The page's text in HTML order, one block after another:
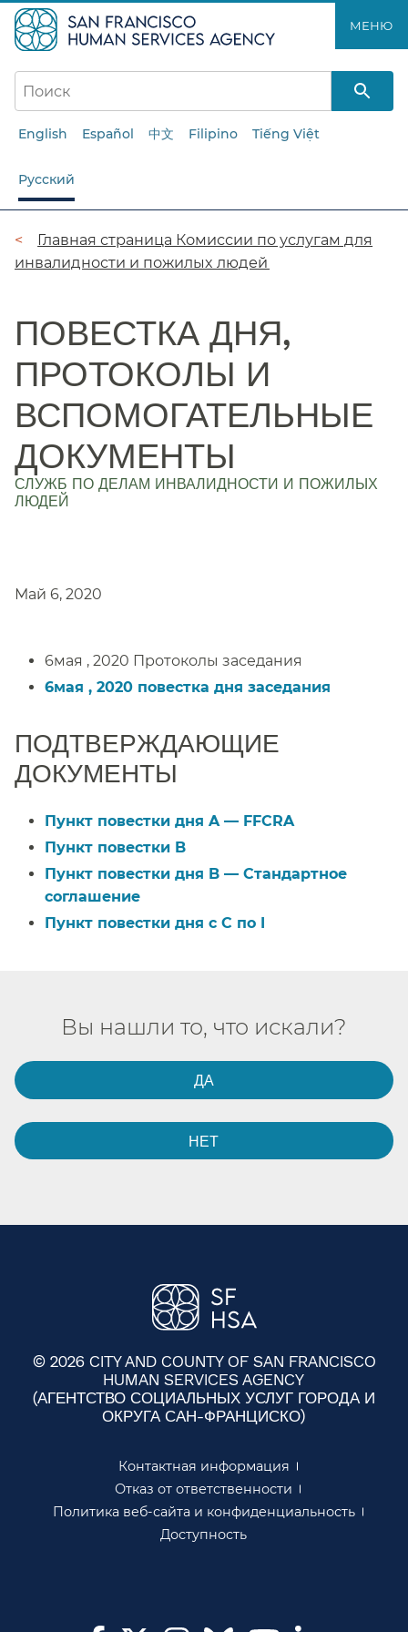
к
основному
содержанию​​
МЕНЮ​​
English Español 中文 Filipino Tiếng Việt
Русский
Цепочка
навигации​​
Главная страница Комиссии по услугам для
инвалидности и пожилых людей​​
ПОВЕСТКА ДНЯ,
ПРОТОКОЛЫ И
ВСПОМОГАТЕЛЬНЫЕ
ДОКУМЕНТЫ
СЛУЖБ ПО ДЕЛАМ ИНВАЛИДНОСТИ И ПОЖИЛЫХ
ЛЮДЕЙ
Май 6, 2020​​
6мая , 2020 Протоколы заседания​​
6мая , 2020 повестка дня заседания​​
ПОДТВЕРЖДАЮЩИЕ
ДОКУМЕНТЫ​​
Пункт повестки дня A — FFCRA​​
Пункт повестки B​​
Пункт повестки дня B — Стандартное
соглашение​​
Пункт повестки дня с C по I​​
Вы нашли то, что искали?​​
ДА​​
НЕТ​​
© 2026 CITY AND COUNTY OF SAN FRANCISCO
HUMAN SERVICES AGENCY
(АГЕНТСТВО СОЦИАЛЬНЫХ УСЛУГ ГОРОДА И
ОКРУГА САН-ФРАНЦИСКО)​​
Контактная информация​​
Отказ от ответственности​​
Политика веб-сайта и конфиденциальность​​
Доступность​​